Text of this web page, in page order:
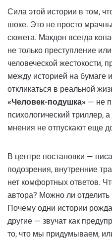
Сила этой истории в том,
шоке. Это не просто
сюжета. Макдон всегда
не только преступление
человеческой жестокости,
между историей на бумаге
откликаться в реальной
«Человек-подушка» — не
психологический триллер,
мнения не отпускают еще
В центре постановки —
подозрения, внутренние
нет комфортных ответов.
автора? Можно ли
Почему одни истории
другие — звучат как
то, что мы придумываем,